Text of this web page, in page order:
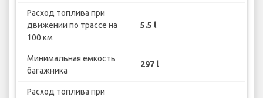
Расход топлива при
движении по трассе на
100 км
5.5 l
Минимальная емкость
багажника
297 l
Расход топлива при